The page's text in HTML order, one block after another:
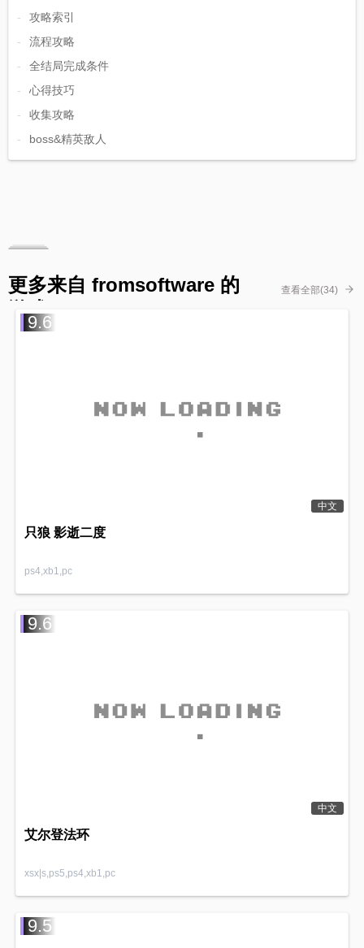
攻略索引
流程攻略
全结局完成条件
心得技巧
收集攻略
boss&精英敌人
更多来自 fromsoftware 的
游戏
查看全部(34)
9.6
中文
只狼 影逝二度
ps4,xb1,pc
9.6
中文
艾尔登法环
xsx|s,ps5,ps4,xb1,pc
9.5